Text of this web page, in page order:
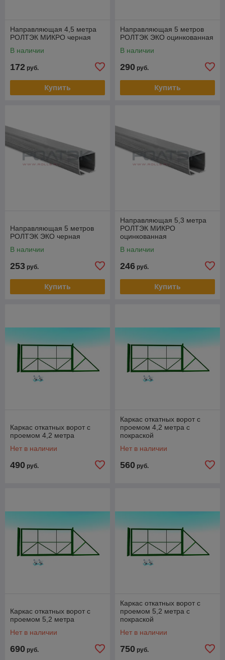
Направляющая 4,5 метра
РОЛТЭК МИКРО черная
В наличии
172 руб.
Купить
Направляющая 5 метров
РОЛТЭК ЭКО оцинкованная
В наличии
290 руб.
Купить
Направляющая 5 метров
РОЛТЭК ЭКО черная
В наличии
253 руб.
Купить
Направляющая 5,3 метра
РОЛТЭК МИКРО
оцинкованная
В наличии
246 руб.
Купить
Каркас откатных ворот с
проемом 4,2 метра
Нет в наличии
490 руб.
Каркас откатных ворот с
проемом 4,2 метра с
покраской
Нет в наличии
560 руб.
Каркас откатных ворот с
проемом 5,2 метра
Нет в наличии
690 руб.
Каркас откатных ворот с
проемом 5,2 метра c
покраской
Нет в наличии
750 руб.